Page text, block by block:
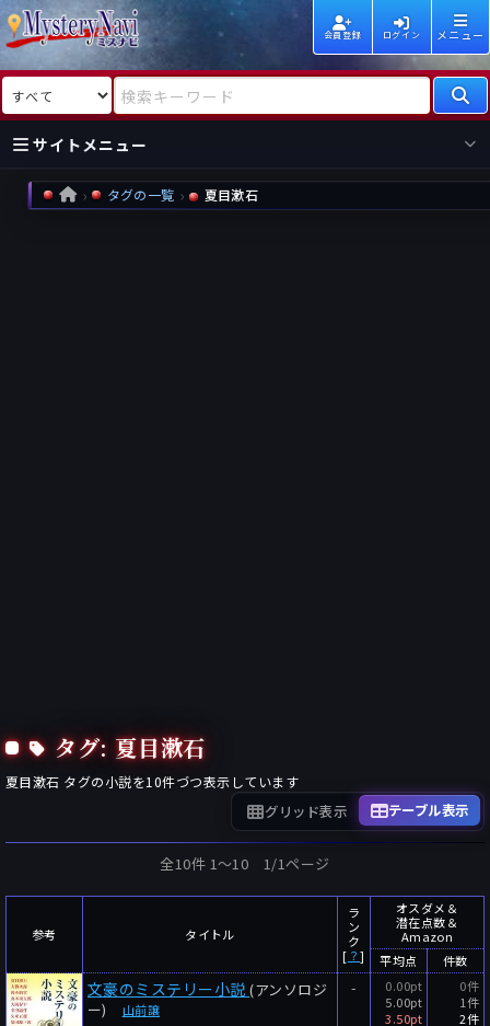
会員登録 ログイン メニュー
検索対象 検索キーワード
サイトメニュー
国内
海外
HOME タグの一覧 夏目漱石
タグ: 夏目漱石
夏目漱石 タグの小説を10件づつ表示しています
グリッド表示 テーブル表示
全10件 1〜10 1/1ページ
参考 タイトル
ラ
ン
ク
[ ？]
オスダメ＆
潜在点数＆
Amazon
平均点
件数
文豪のミステリー小説 (アンソロジ
ー)
山前譲
-
0.00pt
5.00pt
3.50pt
0件
1件
2件